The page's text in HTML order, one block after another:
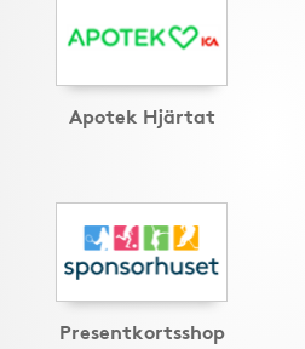
Apotek Hjärtat
Presentkortsshop